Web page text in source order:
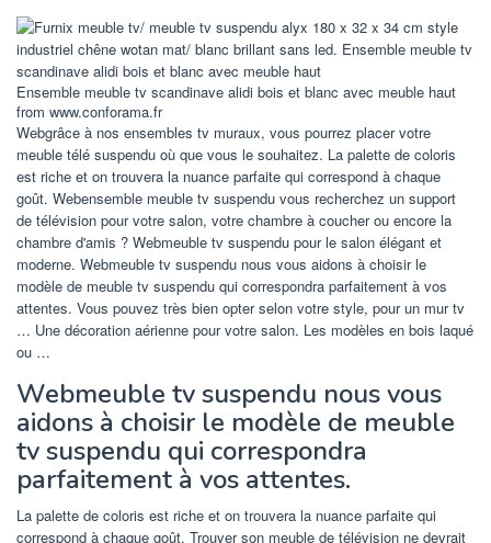
Ensemble meuble tv scandinave alidi bois et blanc avec meuble haut
from www.conforama.fr
Webgrâce à nos ensembles tv muraux, vous pourrez placer votre
meuble télé suspendu où que vous le souhaitez. La palette de coloris
est riche et on trouvera la nuance parfaite qui correspond à chaque
goût. Webensemble meuble tv suspendu vous recherchez un support
de télévision pour votre salon, votre chambre à coucher ou encore la
chambre d'amis ? Webmeuble tv suspendu pour le salon élégant et
moderne. Webmeuble tv suspendu nous vous aidons à choisir le
modèle de meuble tv suspendu qui correspondra parfaitement à vos
attentes. Vous pouvez très bien opter selon votre style, pour un mur tv
… Une décoration aérienne pour votre salon. Les modèles en bois laqué
ou …
Webmeuble tv suspendu nous vous
aidons à choisir le modèle de meuble
tv suspendu qui correspondra
parfaitement à vos attentes.
La palette de coloris est riche et on trouvera la nuance parfaite qui
correspond à chaque goût. Trouver son meuble de télévision ne devrait